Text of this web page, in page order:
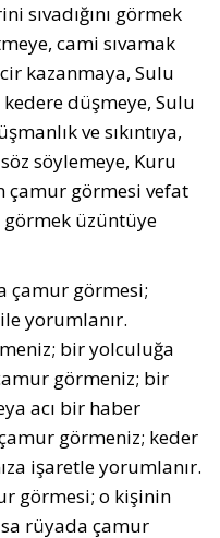
sıvadığını görmek
cami sıvamak
kazanmaya, Sulu
düşmeye, Sulu
ve sıkıntıya,
söylemeye, Kuru
çamur görmesi vefat
üzüntüye
çamur görmesi;
yorumlanır.
bir yolculuğa
görmeniz; bir
acı bir haber
görmeniz; keder
işaretle yorumlanır.
görmesi; o kişinin
rüyada çamur